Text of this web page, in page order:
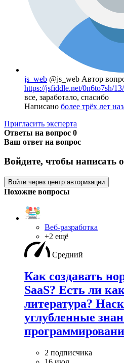
js_web @js_web Автор
https://jsfiddle.net/0n6to7sh/13/
все, заработало, спасибо
Написано более трёх лет
Пригласить эксперта
Ответы на вопрос 0
Ваш ответ на вопрос
Войдите, чтобы написать
Войти через центр авторизации
Похожие вопросы
Веб-разработка
+2 ещё
Средний
Как создавать
SaaS? Есть ли
литература?
углубленные
2 подписчика